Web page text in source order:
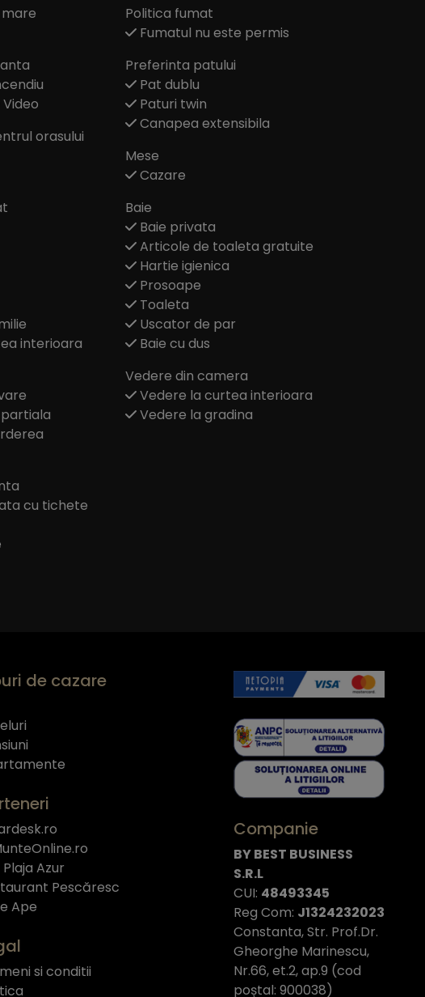
orasului
interioara
cu tichete
Politica fumat
Fumatul nu este permis
Preferinta patului
Pat dublu
Paturi twin
Canapea extensibila
Mese
Cazare
Baie
Baie privata
Articole de toaleta gratuite
Hartie igienica
Prosoape
Toaleta
Uscator de par
Baie cu dus
Vedere din camera
Vedere la curtea interioara
Vedere la gradina
de cazare
Azur
Pescăresc
Ape
si conditii
Companie
BY BEST BUSINESS
S.R.L
CUI: 48493345
Reg Com: J1324232023
Constanta, Str. Prof.Dr.
Gheorghe Marinescu,
Nr.66, et.2, ap.9 (cod
poștal: 900038)